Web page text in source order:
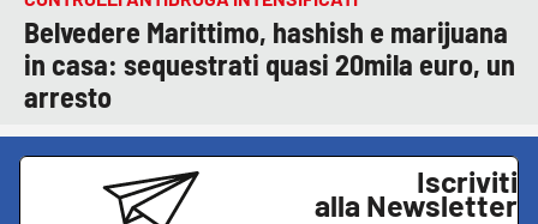
Belvedere Marittimo, hashish e marijuana
in casa: sequestrati quasi 20mila euro, un
arresto
Iscriviti
alla Newsletter